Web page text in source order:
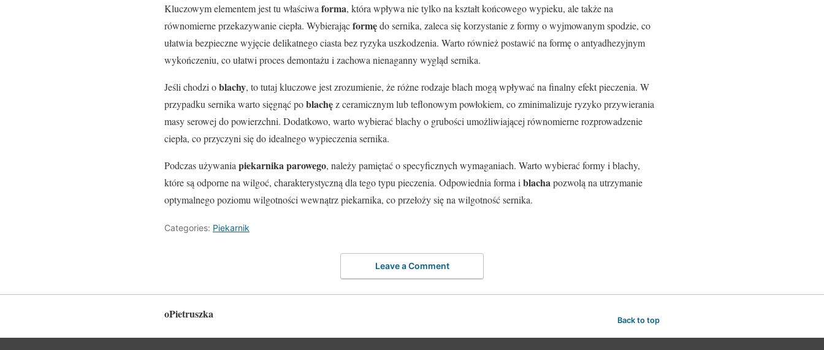
Kluczowym elementem jest tu właściwa forma, która wpływa nie tylko na kształt końcowego wypieku, ale także na
równomierne przekazywanie ciepła. Wybierającformędo sernika, zaleca się korzystanie z formy o wyjmowanym spodzie, co
ułatwia bezpieczne wyjęcie delikatnego ciasta bez ryzyka uszkodzenia. Warto również postawić na formę o antyadhezyjnym
wykończeniu, co ułatwi proces demontażu i zachowa nienaganny wygląd sernika.
Jeśli chodzi oblachy, to tutaj kluczowe jest zrozumienie, że różne rodzaje blach mogą wpływać na finalny efekt pieczenia. W
przypadku sernika warto sięgnąć poblachęz ceramicznym lub teflonowym powłokiem, co zminimalizuje ryzyko przywierania
masy serowej do powierzchni. Dodatkowo, warto wybierać blachy o grubości umożliwiającej równomierne rozprowadzenie
ciepła, co przyczyni się do idealnego wypieczenia sernika.
Podczas używania piekarnika parowego, należy pamiętać o specyficznych wymaganiach. Warto wybierać formy i blachy,
które są odporne na wilgoć, charakterystyczną dla tego typu pieczenia. Odpowiednia forma i blacha pozwolą na utrzymanie
optymalnego poziomu wilgotności wewnątrz piekarnika, co przełoży się na wilgotność sernika.
Categories: Piekarnik
Leave a Comment
oPietruszka Back to top